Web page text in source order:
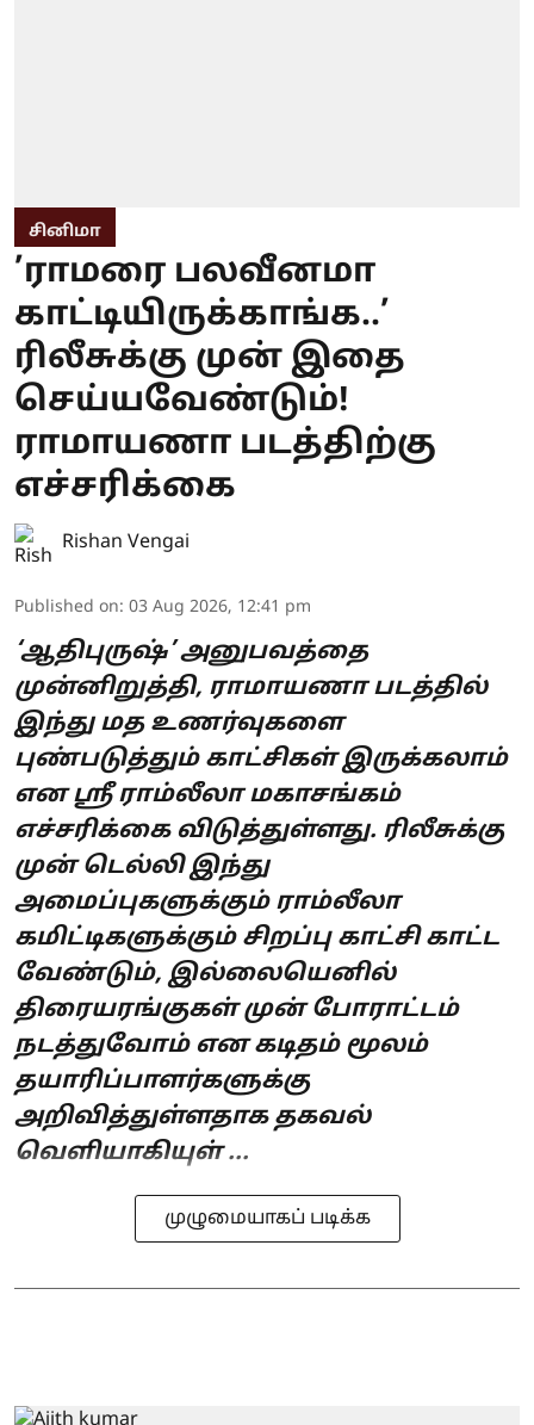
சினிமா
’ராமரை பலவீனமா
காட்டியிருக்காங்க..’
ரிலீசுக்கு முன் இதை
செய்யவேண்டும்!
ராமாயணா படத்திற்கு
எச்சரிக்கை
Rishan Vengai
Published on: 03 Aug 2026, 12:41 pm
‘ஆதிபுருஷ்’ அனுபவத்தை
முன்னிறுத்தி, ராமாயணா படத்தில்
இந்து மத உணர்வுகளை
புண்படுத்தும் காட்சிகள் இருக்கலாம்
என ஸ்ரீ ராம்லீலா மகாசங்கம்
எச்சரிக்கை விடுத்துள்ளது. ரிலீசுக்கு
முன் டெல்லி இந்து
அமைப்புகளுக்கும் ராம்லீலா
கமிட்டிகளுக்கும் சிறப்பு காட்சி காட்ட
வேண்டும், இல்லையெனில்
திரையரங்குகள் முன் போராட்டம்
நடத்துவோம் என கடிதம் மூலம்
தயாரிப்பாளர்களுக்கு
அறிவித்துள்ளதாக தகவல்
வெளியாகியுள் ...
முழுமையாகப் படிக்க